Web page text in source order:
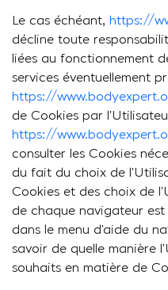
Le cas échéant, https://
décline toute
liées au fonctionnement
services éventuellement
https://
de Cookies par
https://
consulter les Cookies
du fait du choix de
Cookies et des choix de
de chaque navigateur
dans le menu d’aide du
savoir de quelle manière
souhaits en matière de